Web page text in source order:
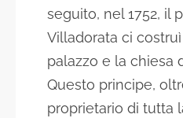
seguito, nel 1752, il
Villadorata ci
palazzo e la chiesa
Questo principe,
proprietario di tutta